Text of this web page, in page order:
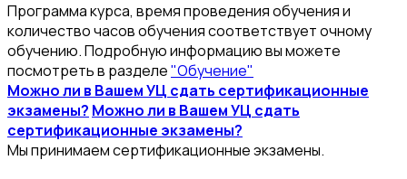
Программа курса, время проведения обучения и
количество часов обучения соответствует очному
обучению. Подробную информацию вы можете
посмотреть в разделе"Обучение"
Можно ли в Вашем УЦ сдать сертификационные
экзамены? Можно ли в Вашем УЦ сдать
сертификационные экзамены?
Мы принимаем сертификационные экзамены.